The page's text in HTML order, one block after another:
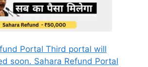
Portal Third portal will
soon. Sahara Refund Portal